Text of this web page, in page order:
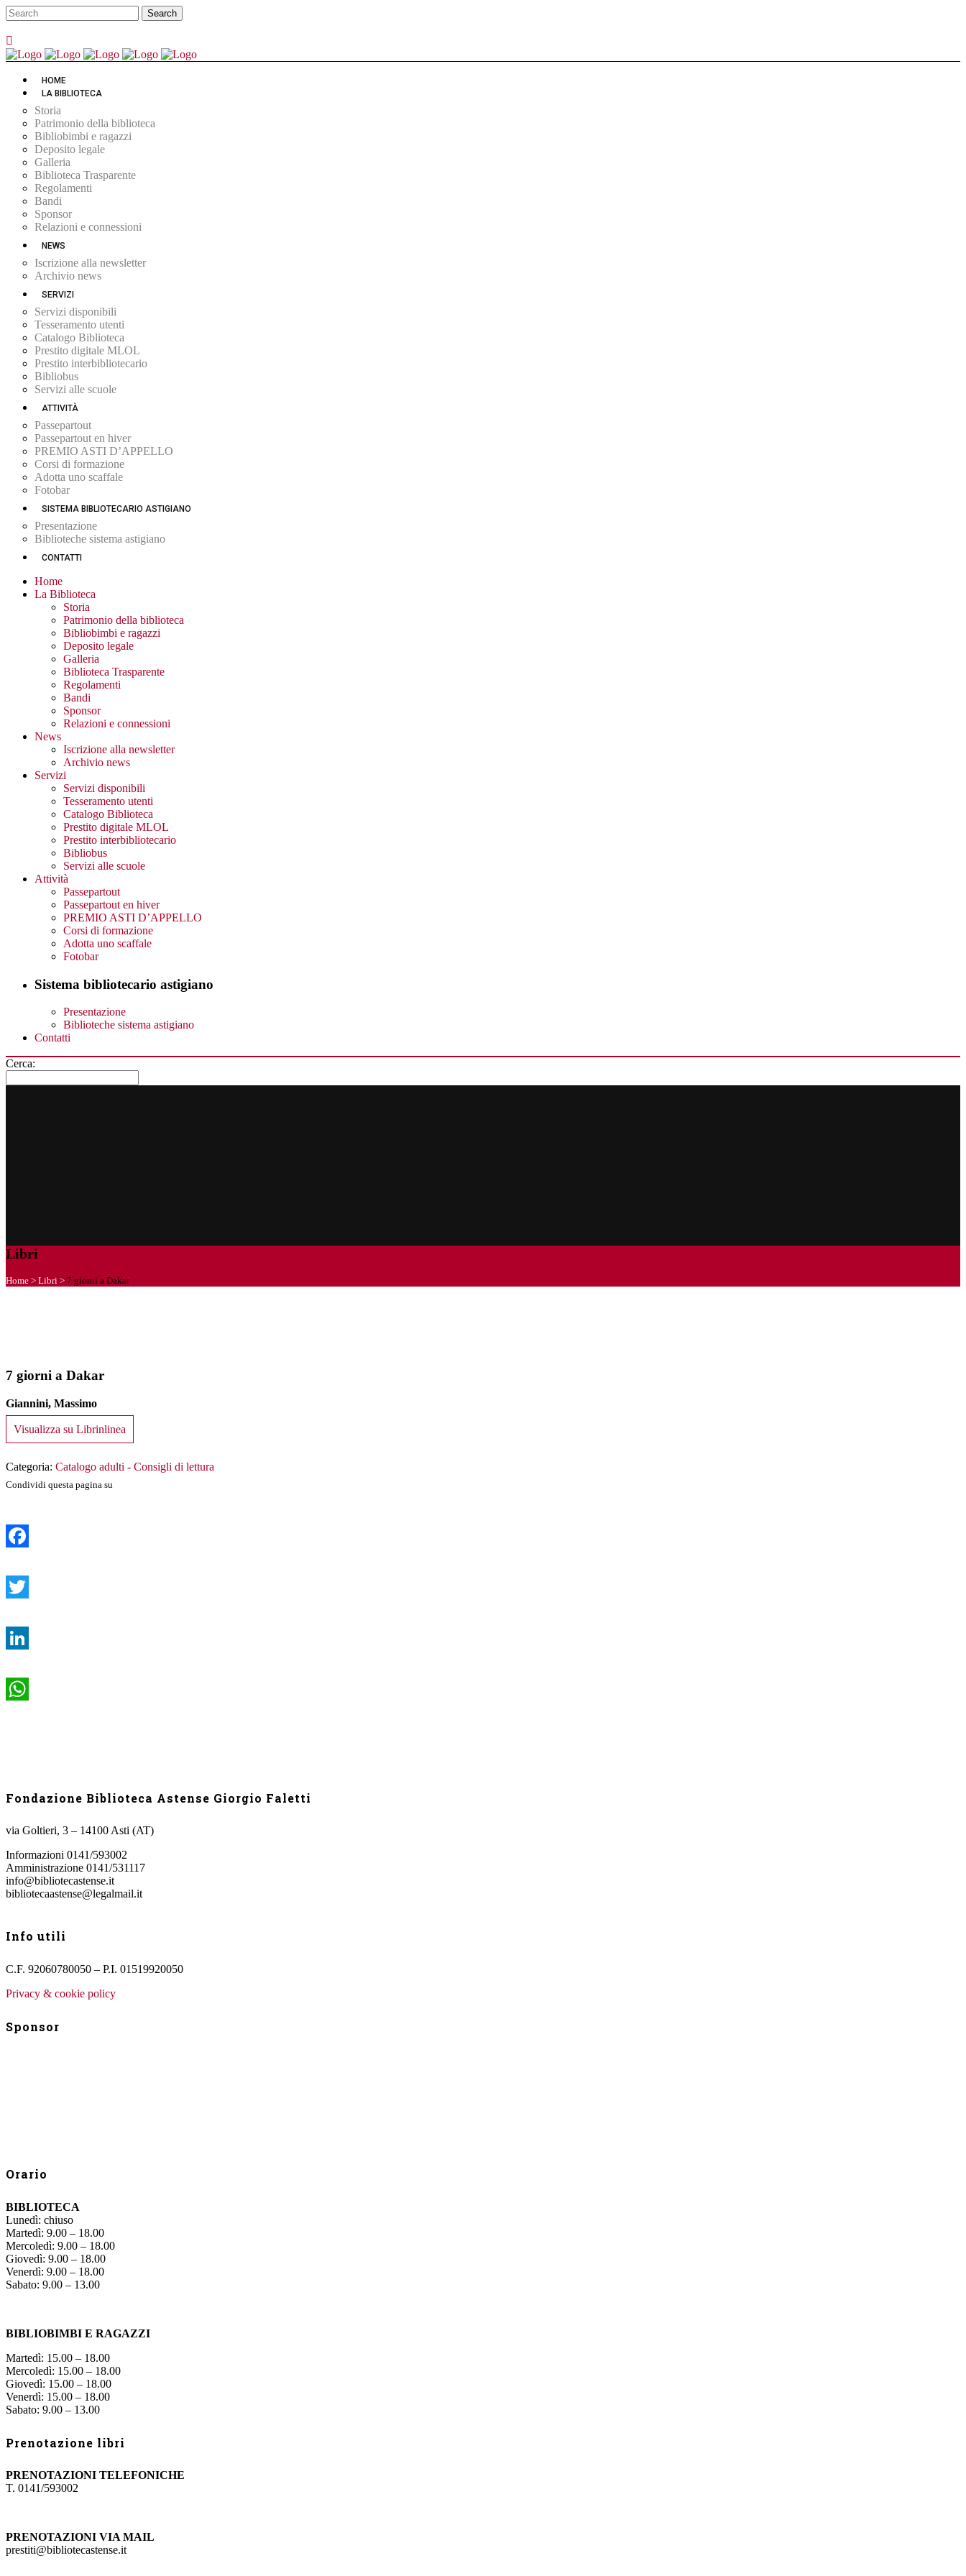
HOME
LA BIBLIOTECA
Storia
Patrimonio della biblioteca
Bibliobimbi e ragazzi
Deposito legale
Galleria
Biblioteca Trasparente
Regolamenti
Bandi
Sponsor
Relazioni e connessioni
NEWS
Iscrizione alla newsletter
Archivio news
SERVIZI
Servizi disponibili
Tesseramento utenti
Catalogo Biblioteca
Prestito digitale MLOL
Prestito interbibliotecario
Bibliobus
Servizi alle scuole
ATTIVITÀ
Passepartout
Passepartout en hiver
PREMIO ASTI D’APPELLO
Corsi di formazione
Adotta uno scaffale
Fotobar
SISTEMA BIBLIOTECARIO ASTIGIANO
Presentazione
Biblioteche sistema astigiano
CONTATTI
Home
La Biblioteca
Storia
Patrimonio della biblioteca
Bibliobimbi e ragazzi
Deposito legale
Galleria
Biblioteca Trasparente
Regolamenti
Bandi
Sponsor
Relazioni e connessioni
News
Iscrizione alla newsletter
Archivio news
Servizi
Servizi disponibili
Tesseramento utenti
Catalogo Biblioteca
Prestito digitale MLOL
Prestito interbibliotecario
Bibliobus
Servizi alle scuole
Attività
Passepartout
Passepartout en hiver
PREMIO ASTI D’APPELLO
Corsi di formazione
Adotta uno scaffale
Fotobar
Sistema bibliotecario astigiano
Presentazione
Biblioteche sistema astigiano
Contatti
Cerca:
Libri
Home > Libri > 7 giorni a Dakar
7 giorni a Dakar
Giannini, Massimo
Visualizza su Librinlinea
Categoria: Catalogo adulti - Consigli di lettura
Condividi questa pagina su
Fondazione Biblioteca Astense Giorgio Faletti
via Goltieri, 3 – 14100 Asti (AT)
Informazioni 0141/593002
Amministrazione 0141/531117
info@bibliotecastense.it
bibliotecaastense@legalmail.it
Info utili
C.F. 92060780050 – P.I. 01519920050
Privacy & cookie policy
Sponsor
Orario
BIBLIOTECA
Lunedì: chiuso
Martedì: 9.00 – 18.00
Mercoledì: 9.00 – 18.00
Giovedì: 9.00 – 18.00
Venerdì: 9.00 – 18.00
Sabato: 9.00 – 13.00
BIBLIOBIMBI E RAGAZZI
Martedì: 15.00 – 18.00
Mercoledì: 15.00 – 18.00
Giovedì: 15.00 – 18.00
Venerdì: 15.00 – 18.00
Sabato: 9.00 – 13.00
Prenotazione libri
PRENOTAZIONI TELEFONICHE
T. 0141/593002
PRENOTAZIONI VIA MAIL
prestiti@bibliotecastense.it